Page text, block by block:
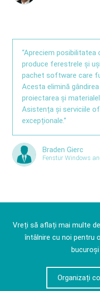
“Apreciem posibilitatea
produce ferestrele și
pachet software care
Acesta elimină
proiectarea și
Asistența și serviciile
excepționale.”
Braden Gierc
Fenstür Windows
Vreți să aflați mai multe
întâlnire cu noi pentru
Organizați